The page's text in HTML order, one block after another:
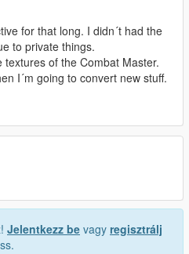
for that long. I didn´t had the
to private things.
textures of the Combat Master.
I´m going to convert new stuff.
Jelentkezz be vagy regisztrálj